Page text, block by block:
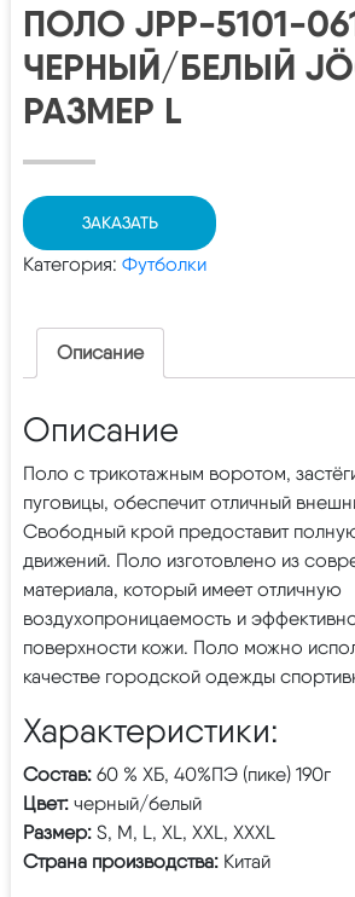
ПОЛО JPP-5101-
ЧЕРНЫЙ/БЕЛЫЙ
РАЗМЕР L
ЗАКАЗАТЬ
Категория: Футболки
Описание
Описание
Поло с трикотажным воротом,
пуговицы, обеспечит отличный
Свободный крой предоставит
движений. Поло изготовлено из
материала, который имеет отличную
воздухопроницаемость и
поверхности кожи. Поло можно
качестве городской одежды
Характеристики:
Состав: 60 % ХБ, 40%ПЭ (пике) 190г
Цвет: черный/белый
Размер: S, M, L, XL, XXL, XXXL
Страна производства: Китай